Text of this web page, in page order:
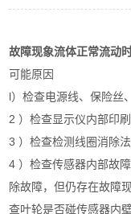
故障现象流体正常流动
可能原因
l）检查电源线、保险丝
2 ）检查显示仪内部印
3 ）检查检测线圈消除
4 ）检查传感器内部故
除故障，但仍存在故障
查叶轮是否碰传感器内